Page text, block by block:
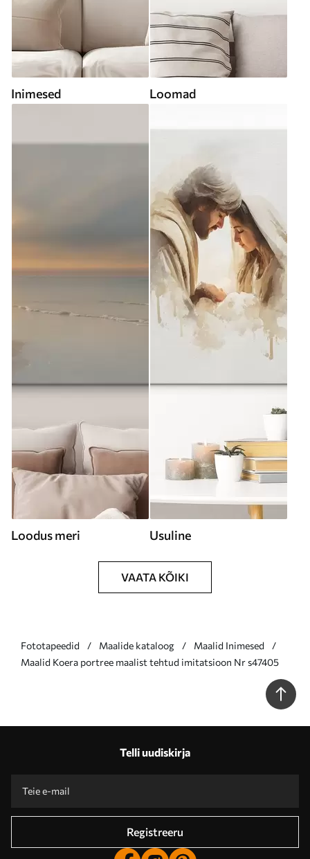
Inimesed Loomad
Loodus meri Usuline
VAATA KÕIKI
Fototapeedid Maalide kataloog
Maalid Inimesed
Maalid Koera portree maalist tehtud imitatsioon Nr s47405
Telli uudiskirja
Registreeru